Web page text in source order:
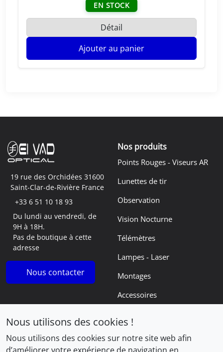
EN STOCK
Détail
Ajouter au panier
19 rue des Orchidées 31600
Saint-Clar-de-Rivière France
+33 6 51 10 18 93
Du lundi au vendredi, de
9H à 18H.
Pas de boutique à cette
adresse
Nous contacter
Nos produits
Points Rouges - Viseurs AR
Lunettes de tir
Observation
Vision Nocturne
Télémètres
Lampes - Laser
Montages
Accessoires
Navigation
Le blog
Informations
Mentions légales
Nous utilisons des cookies !
Nous utilisons des cookies sur notre site web afin